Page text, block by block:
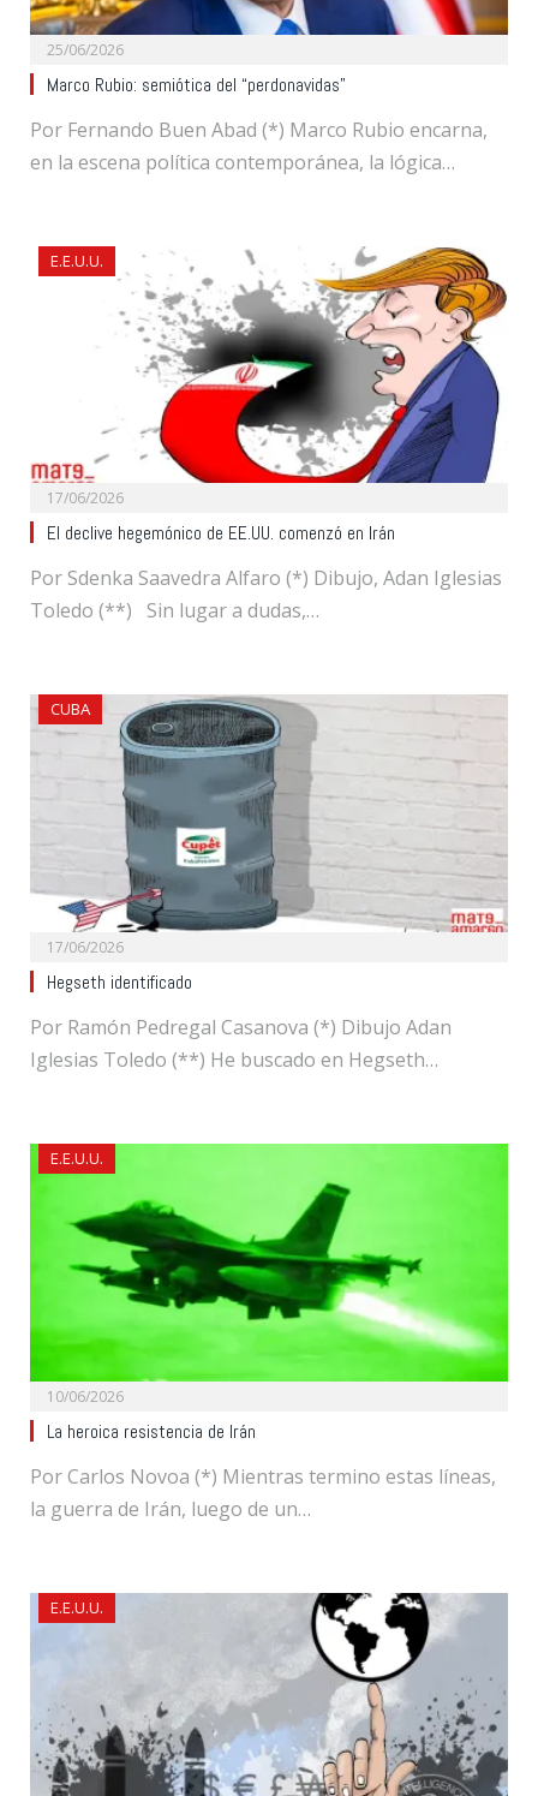
25/06/2026
Marco Rubio: semiótica del “perdonavidas”
Por Fernando Buen Abad (*) Marco Rubio encarna,
en la escena política contemporánea, la lógica…
E.E.U.U.
17/06/2026
El declive hegemónico de EE.UU. comenzó en Irán
Por Sdenka Saavedra Alfaro (*) Dibujo, Adan Iglesias
Toledo (**) Sin lugar a dudas,…
CUBA
17/06/2026
Hegseth identificado
Por Ramón Pedregal Casanova (*) Dibujo Adan
Iglesias Toledo (**) He buscado en Hegseth…
E.E.U.U.
10/06/2026
La heroica resistencia de Irán
Por Carlos Novoa (*) Mientras termino estas líneas,
la guerra de Irán, luego de un…
E.E.U.U.